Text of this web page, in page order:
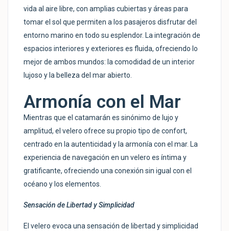
vida al aire libre, con amplias cubiertas y áreas para
tomar el sol que permiten a los pasajeros disfrutar del
entorno marino en todo su esplendor. La integración de
espacios interiores y exteriores es fluida, ofreciendo lo
mejor de ambos mundos: la comodidad de un interior
lujoso y la belleza del mar abierto.
Armonía con el Mar
Mientras que el catamarán es sinónimo de lujo y
amplitud, el velero ofrece su propio tipo de confort,
centrado en la autenticidad y la armonía con el mar. La
experiencia de navegación en un velero es íntima y
gratificante, ofreciendo una conexión sin igual con el
océano y los elementos.
Sensación de Libertad y Simplicidad
El velero evoca una sensación de libertad y simplicidad